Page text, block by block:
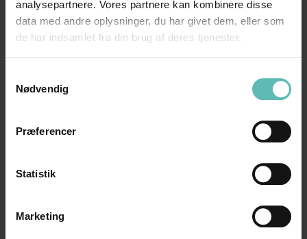
analysepartnere. Vores partnere kan kombinere disse
data med andre oplysninger, du har givet dem, eller som
de har indsamlet fra din brug af deres tjenester.
Nødvendig
Præferencer
Statistik
Marketing
gang eller godt videre med din e-mail markedsføring.
Forrige